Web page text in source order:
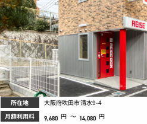
所在地 大阪府吹田市清水9-4
月額利用料 9,680 円 ～ 14,080 円